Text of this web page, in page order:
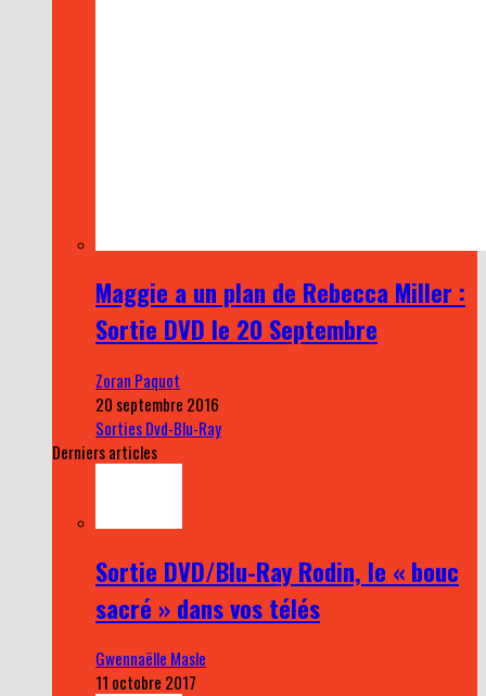
Maggie a un plan de Rebecca Miller :
Sortie DVD le 20 Septembre
Zoran Paquot
20 septembre 2016
Sorties Dvd-Blu-Ray
Derniers articles
Sortie DVD/Blu-Ray Rodin, le « bouc
sacré » dans vos télés
Gwennaëlle Masle
11 octobre 2017